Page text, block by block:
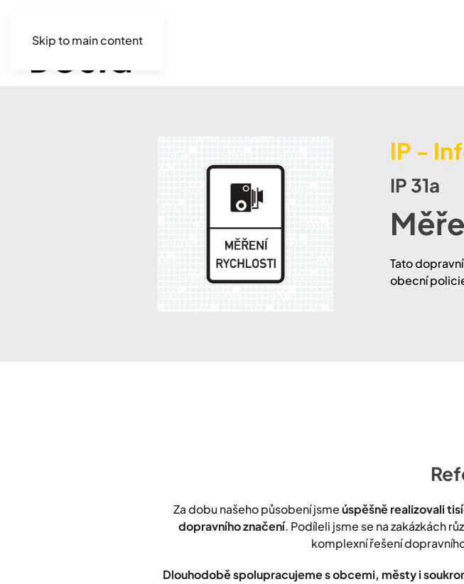
Skip to main content
IP -
IP 31a
Tato
obecní
Za dobu našeho působení jsmeúspěšně realizovali
dopravního značení. Podíleli jsme se na zakázkách
komplexní řešení
Dlouhodobě spolupracujeme s obcemi, městy i